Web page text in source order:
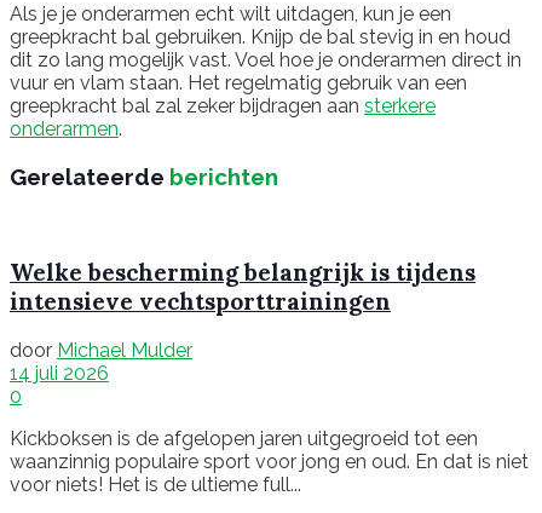
Als je je onderarmen echt wilt uitdagen, kun je een
greepkracht bal gebruiken. Knijp de bal stevig in en houd
dit zo lang mogelijk vast. Voel hoe je onderarmen direct in
vuur en vlam staan. Het regelmatig gebruik van een
greepkracht bal zal zeker bijdragen aan sterkere
onderarmen.
Gerelateerde berichten
Welke bescherming belangrijk is tijdens
intensieve vechtsporttrainingen
door Michael Mulder
14 juli 2026
0
Kickboksen is de afgelopen jaren uitgegroeid tot een
waanzinnig populaire sport voor jong en oud. En dat is niet
voor niets! Het is de ultieme full...